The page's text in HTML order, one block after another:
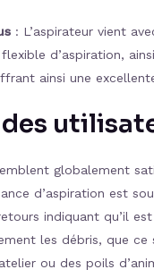
: L’aspirateur vient
d’aspiration,
ainsi une
des
globalement
d’aspiration est
indiquant qu’il
les débris, que ce
ou des poils